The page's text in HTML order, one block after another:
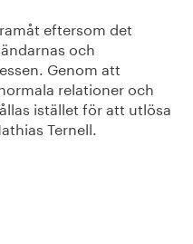
eftersom det
och
Genom att
relationer och
istället för att utlösa
Ternell.